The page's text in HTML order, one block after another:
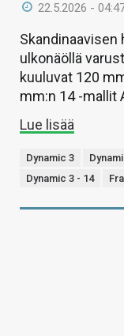
22.5.2026 -
Skandinaavisen
ulkonäöllä
kuuluvat 120
mm:n 14 -mallit
Lue lisää
Dynamic 3
Dynamic 3 - 14